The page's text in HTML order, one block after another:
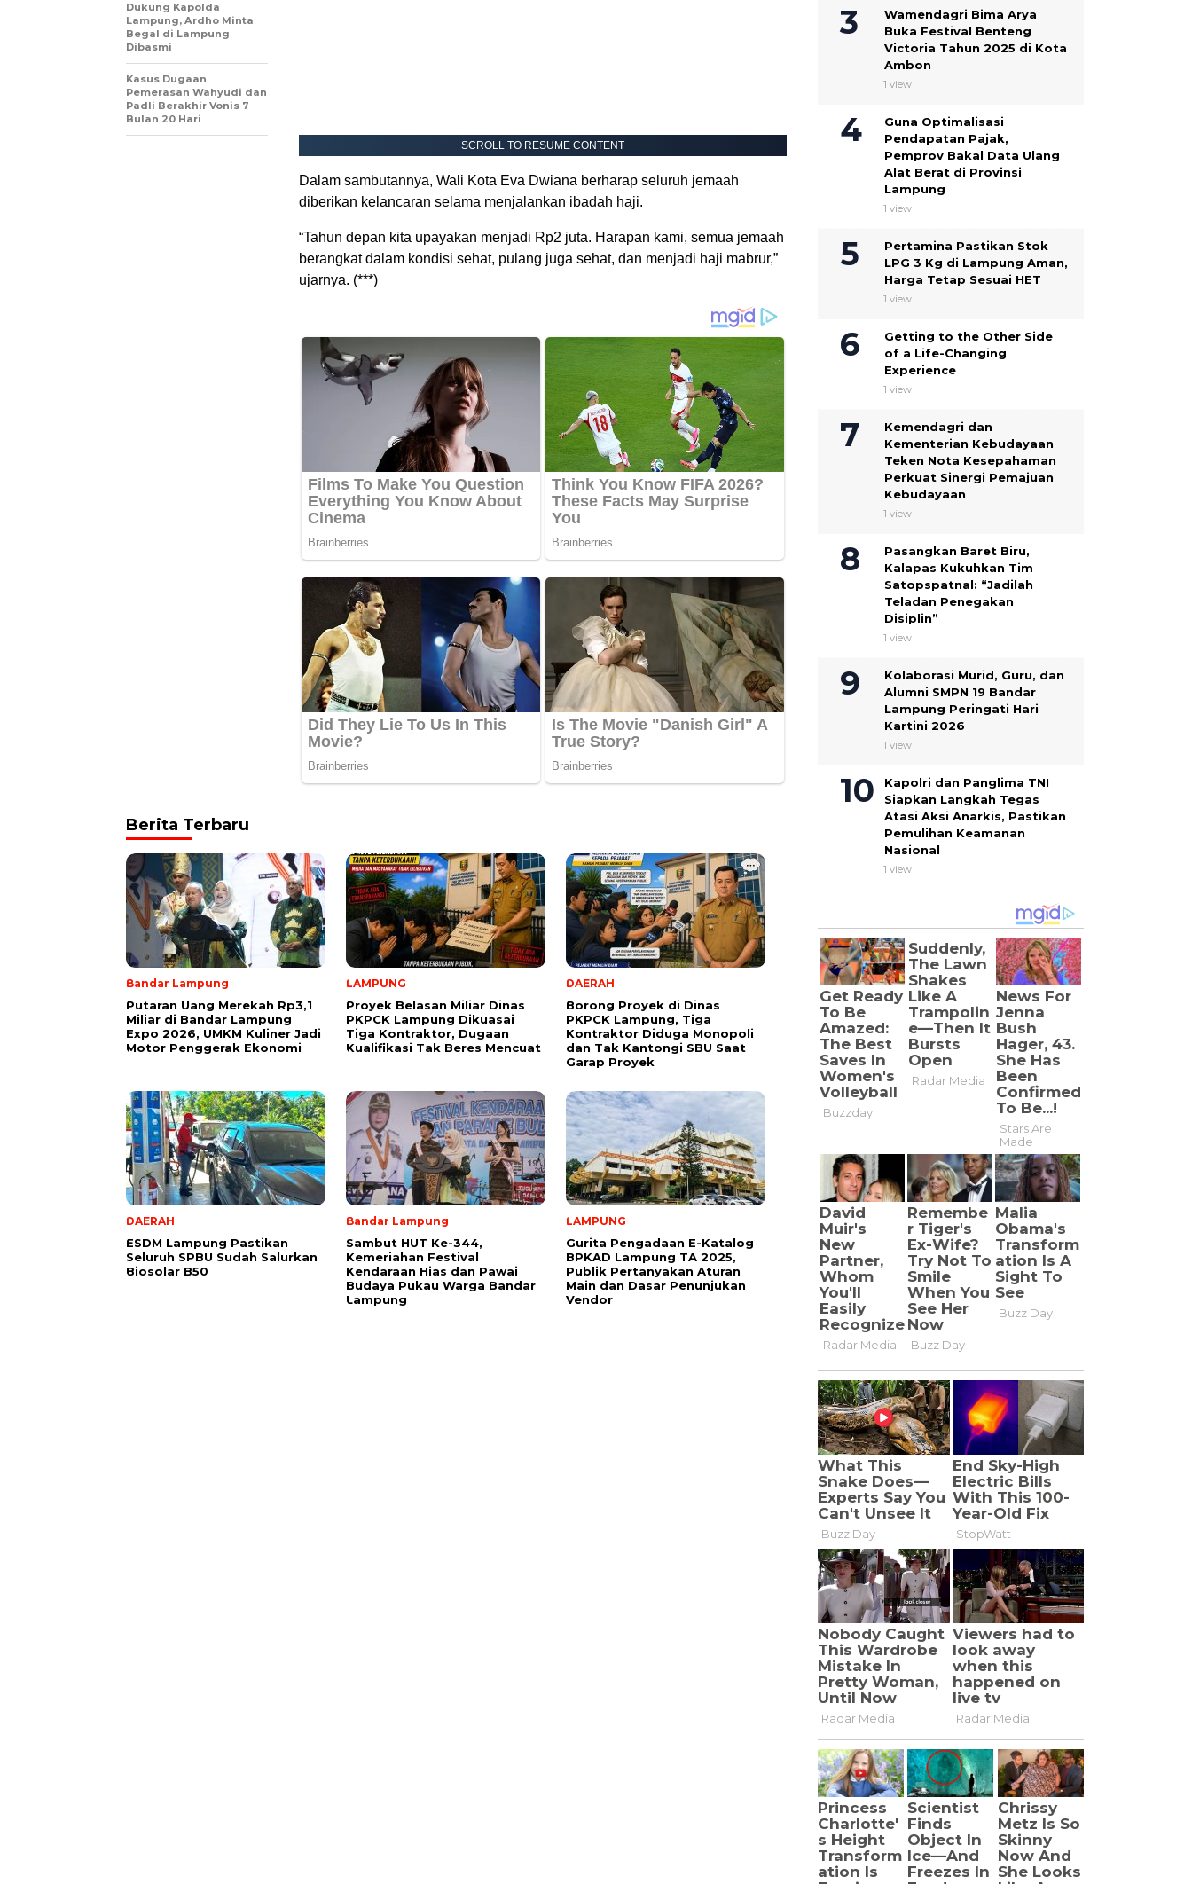
SCROLL TO RESUME CONTENT
Dalam sambutannya, Wali Kota Eva Dwiana berharap seluruh jemaah
diberikan kelancaran selama menjalankan ibadah haji.
“Tahun depan kita upayakan menjadi Rp2 juta. Harapan kami, semua jemaah
berangkat dalam kondisi sehat, pulang juga sehat, dan menjadi haji mabrur,”
ujarnya. (***)
Dukung Kapolda
Lampung, Ardho Minta
Begal di Lampung
Dibasmi
Kasus Dugaan
Pemerasan Wahyudi dan
Padli Berakhir Vonis 7
Bulan 20 Hari
Berita Terbaru
Bandar Lampung
Putaran Uang Merekah Rp3,1
Miliar di Bandar Lampung
Expo 2026, UMKM Kuliner Jadi
Motor Penggerak Ekonomi
LAMPUNG
Proyek Belasan Miliar Dinas
PKPCK Lampung Dikuasai
Tiga Kontraktor, Dugaan
Kualifikasi Tak Beres Mencuat
DAERAH
Borong Proyek di Dinas
PKPCK Lampung, Tiga
Kontraktor Diduga Monopoli
dan Tak Kantongi SBU Saat
Garap Proyek
DAERAH
ESDM Lampung Pastikan
Seluruh SPBU Sudah Salurkan
Biosolar B50
Bandar Lampung
Sambut HUT Ke-344,
Kemeriahan Festival
Kendaraan Hias dan Pawai
Budaya Pukau Warga Bandar
Lampung
LAMPUNG
Gurita Pengadaan E-Katalog
BPKAD Lampung TA 2025,
Publik Pertanyakan Aturan
Main dan Dasar Penunjukan
Vendor
Wamendagri Bima Arya
Buka Festival Benteng
Victoria Tahun 2025 di Kota
Ambon
1 view
Guna Optimalisasi
Pendapatan Pajak,
Pemprov Bakal Data Ulang
Alat Berat di Provinsi
Lampung
1 view
Pertamina Pastikan Stok
LPG 3 Kg di Lampung Aman,
Harga Tetap Sesuai HET
1 view
Getting to the Other Side
of a Life-Changing
Experience
1 view
Kemendagri dan
Kementerian Kebudayaan
Teken Nota Kesepahaman
Perkuat Sinergi Pemajuan
Kebudayaan
1 view
Pasangkan Baret Biru,
Kalapas Kukuhkan Tim
Satopspatnal: “Jadilah
Teladan Penegakan
Disiplin”
1 view
Kolaborasi Murid, Guru, dan
Alumni SMPN 19 Bandar
Lampung Peringati Hari
Kartini 2026
1 view
Kapolri dan Panglima TNI
Siapkan Langkah Tegas
Atasi Aksi Anarkis, Pastikan
Pemulihan Keamanan
Nasional
1 view